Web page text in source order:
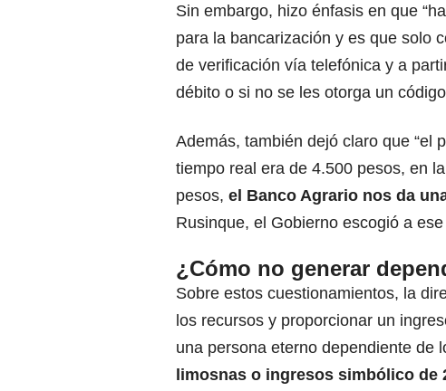
Sin embargo, hizo énfasis en que
para la bancarización y es que solo
de verificación vía telefónica y a
débito o si no se les otorga un
Además, también dejó claro que “el
tiempo real era de 4.500 pesos, en
pesos, el Banco Agrario nos da
Rusinque, el Gobierno escogió a
¿Cómo no generar
Sobre estos cuestionamientos, la
los recursos y proporcionar un
una persona eterno dependiente de
limosnas o ingresos simbólico de